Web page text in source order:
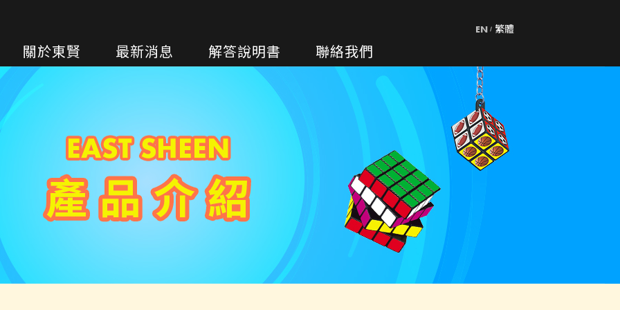
關於東賢 最新消息 解答說明書 聯絡我們
EN 繁體